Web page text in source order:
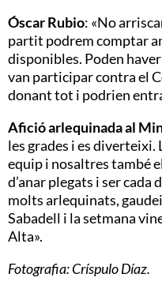
Óscar Rubio: «No
partit podrem comptar
disponibles. Poden
van participar contra el
donant tot i podrien
Afició arlequinada al
les grades i es diverteixi.
equip i nosaltres també
d’anar plegats i ser cada
molts arlequinats,
Sabadell i la setmana
Alta».
Fotografia: Críspulo Díaz.